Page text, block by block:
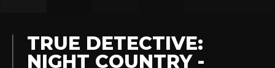
Licensing
TRUE DETECTIVE:
NIGHT COUNTRY -